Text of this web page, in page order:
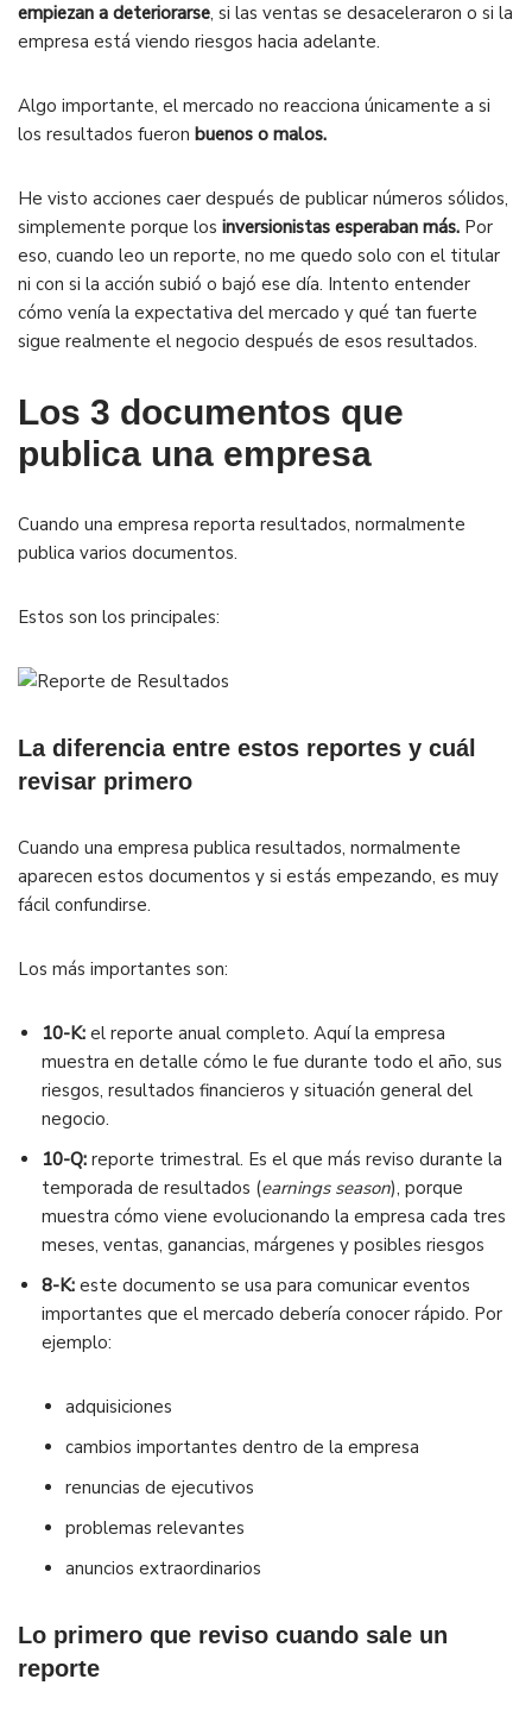
empiezan a deteriorarse, si las ventas se desaceleraron o si la
empresa está viendo riesgos hacia adelante.
Algo importante, el mercado no reacciona únicamente a si
los resultados fueron buenos o malos.
He visto acciones caer después de publicar números sólidos,
simplemente porque los inversionistas esperaban más. Por
eso, cuando leo un reporte, no me quedo solo con el titular
ni con si la acción subió o bajó ese día. Intento entender
cómo venía la expectativa del mercado y qué tan fuerte
sigue realmente el negocio después de esos resultados.
Los 3 documentos que
publica una empresa
Cuando una empresa reporta resultados, normalmente
publica varios documentos.
Estos son los principales:
La diferencia entre estos reportes y cuál
revisar primero
Cuando una empresa publica resultados, normalmente
aparecen estos documentos y si estás empezando, es muy
fácil confundirse.
Los más importantes son:
10-K: el reporte anual completo. Aquí la empresa
muestra en detalle cómo le fue durante todo el año, sus
riesgos, resultados financieros y situación general del
negocio.
10-Q: reporte trimestral. Es el que más reviso durante la
temporada de resultados (earnings season), porque
muestra cómo viene evolucionando la empresa cada tres
meses, ventas, ganancias, márgenes y posibles riesgos
8-K: este documento se usa para comunicar eventos
importantes que el mercado debería conocer rápido. Por
ejemplo:
adquisiciones
cambios importantes dentro de la empresa
renuncias de ejecutivos
problemas relevantes
anuncios extraordinarios
Lo primero que reviso cuando sale un
reporte